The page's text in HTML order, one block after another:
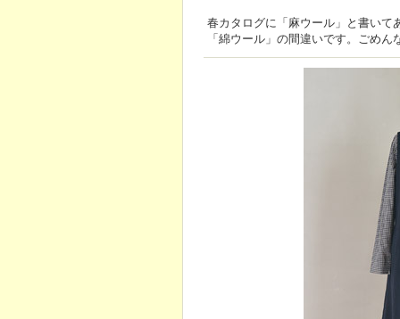
春カタログに「麻ウール」と書いて
「綿ウール」の間違いです。ごめん